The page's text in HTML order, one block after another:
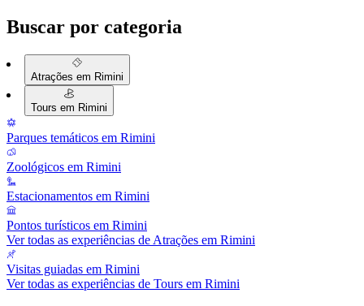
Buscar por categoria
Atrações em Rimini
Tours em Rimini
Parques temáticos em Rimini
Zoológicos em Rimini
Estacionamentos em Rimini
Pontos turísticos em Rimini
Ver todas as experiências de Atrações em Rimini
Visitas guiadas em Rimini
Ver todas as experiências de Tours em Rimini